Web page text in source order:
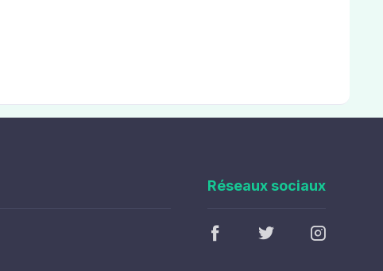
Réseaux sociaux